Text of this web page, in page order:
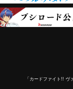
「カードファイト!! ヴ